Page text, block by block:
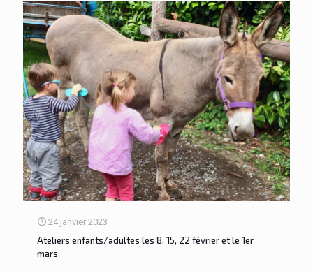
24 janvier 2023
Ateliers enfants/adultes les 8, 15, 22 février et le 1er
mars